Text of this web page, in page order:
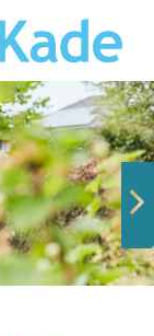
Volgende